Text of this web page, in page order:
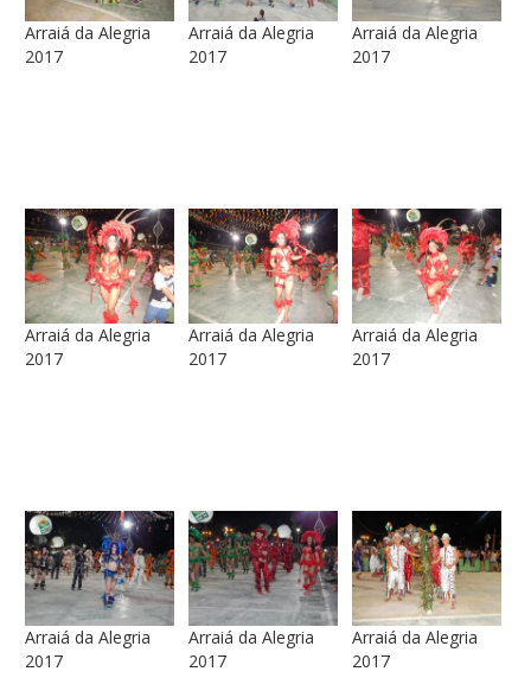
Arraiá da Alegria
2017
Arraiá da Alegria
2017
Arraiá da Alegria
2017
Arraiá da Alegria
2017
Arraiá da Alegria
2017
Arraiá da Alegria
2017
Arraiá da Alegria
2017
Arraiá da Alegria
2017
Arraiá da Alegria
2017